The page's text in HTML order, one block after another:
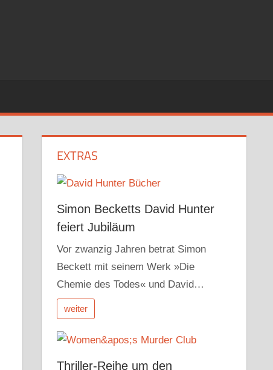
EXTRAS
Simon Becketts David Hunter
feiert Jubiläum
Vor zwanzig Jahren betrat Simon
Beckett mit seinem Werk »Die
Chemie des Todes« und David…
weiter
Thriller-Reihe um den